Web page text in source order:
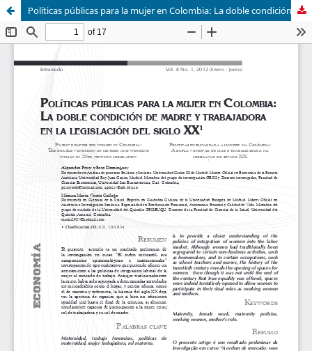
Políticas públicas para la mujer en Colombia: La doble condición de madre y trabajadora en la legislación del siglo XX